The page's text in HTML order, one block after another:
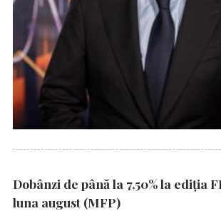
Dobânzi de până la 7,50% la ediția
luna august (MFP)